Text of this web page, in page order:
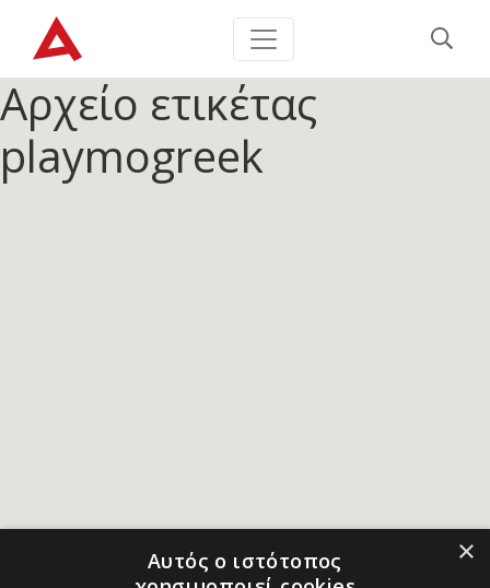
Αρχείο ετικέτας
playmogreek
×
Αυτός ο ιστότοπος